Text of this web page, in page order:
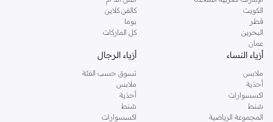
القمصان, البيجامات وغيرها من الأساسيات. مجموعتنا للأطفال لديها أيضاً الكثير لتقدمه.
اطلب ريزيرفد اون لاين و قم بالاستفادة من خدمة التسليم السريع لباب منزلك. كما نقدم
اون لاين أكثر سهولة.
الكويت
قطر
البحرين
عمان
كالفن كلاين
بوما
كل الماركات
أزياء النساء
ملابس
أحذية
اكسسوارات
شنط
المجموعة الرياضية
أزياء الرجال
تسوق حسب الفئة
ملابس
أحذية
شنط
اكسسوارات